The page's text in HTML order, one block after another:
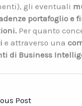
gli eventuali
portafoglio
Per quanto
e attraverso una
di Business
Post